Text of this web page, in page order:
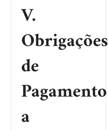
V.
Obrigações
de
Pagamento
a